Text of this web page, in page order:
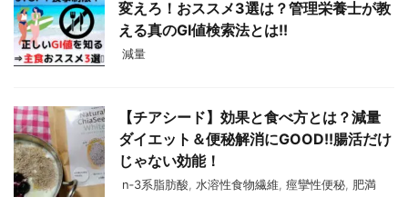
変えろ！おススメ3選は？管理栄養士が教
える真のGI値検索法とは!!
減量
【チアシード】効果と食べ方とは？減量
ダイエット＆便秘解消にGOOD!!腸活だけ
じゃない効能！
n‐3系脂肪酸 水溶性食物繊維 痙攣性便秘 肥満